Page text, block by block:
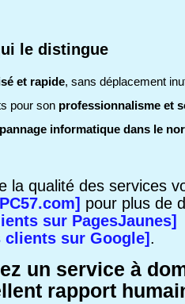
le distingue
et rapide, sans déplacement
pour son professionnalisme et
informatique dans le
la qualité des services
pour plus de
sur PagesJaunes]
clients sur Google] .
un service à
rapport